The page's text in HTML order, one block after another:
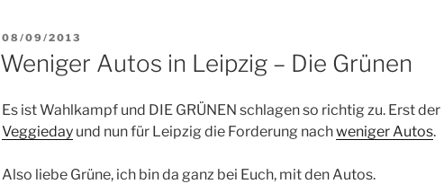
VERÖFFENTLICHT
08/09/2013
Weniger Autos in Leipzig – Die Grünen
Es ist Wahlkampf und DIE GRÜNEN schlagen so richtig zu. Erst der
Veggieday und nun für Leipzig die Forderung nachweniger Autos.
Also liebe Grüne, ich bin da ganz bei Euch, mit den Autos.